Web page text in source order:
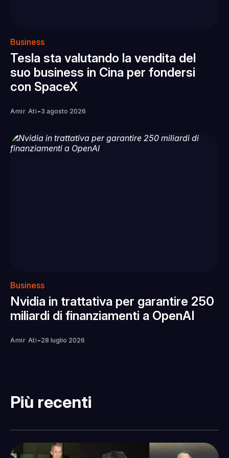
Business
Tesla sta valutando la vendita del
suo business in Cina per fondersi
con SpaceX
Amir Ati -3 agosto 2026
Business
Nvidia in trattativa per garantire 250
miliardi di finanziamenti a OpenAI
Amir Ati -28 luglio 2026
Più recenti